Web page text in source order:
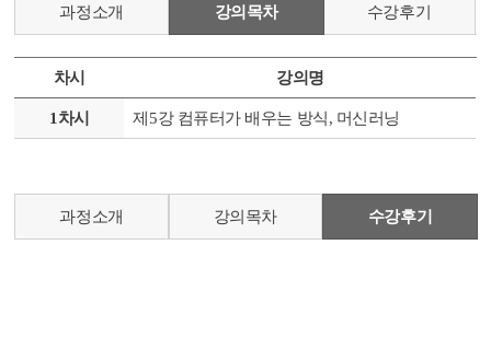
과정소개 강의목차 수강후기
차시 강의명
1차시 제5강 컴퓨터가 배우는 방식, 머신러닝
과정소개 강의목차 수강후기